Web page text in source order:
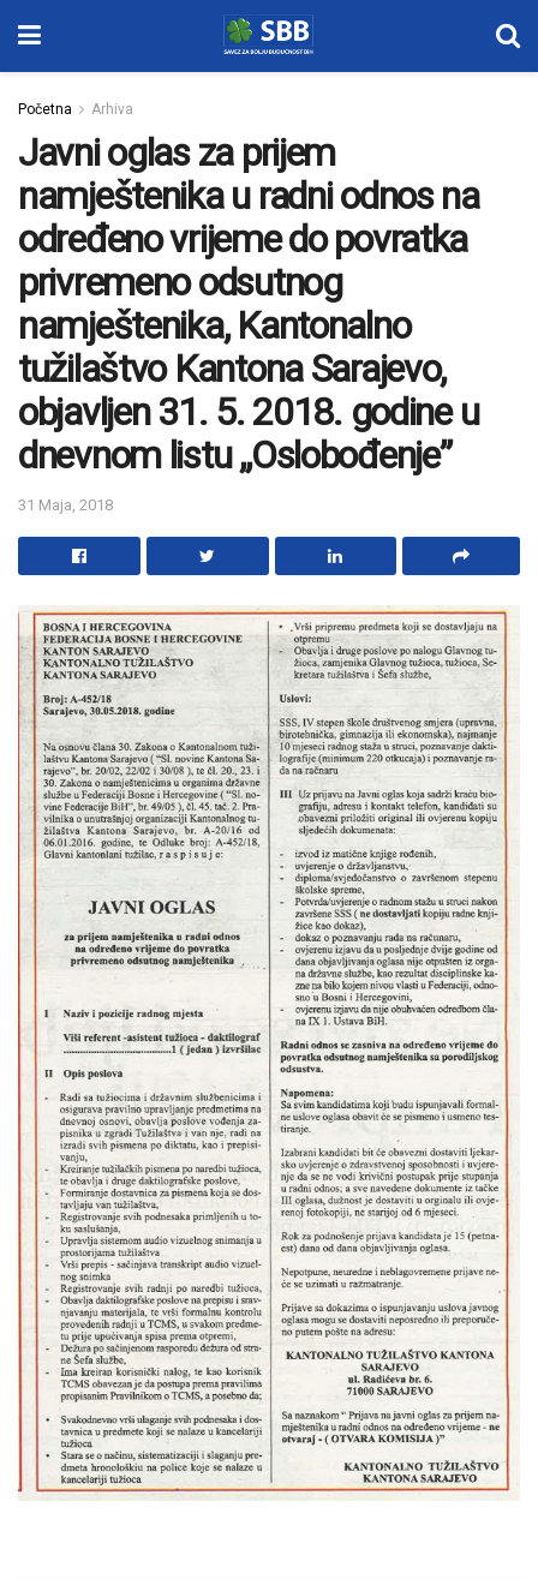
Početna Arhiva
Javni oglas za prijem
namještenika u radni odnos na
određeno vrijeme do povratka
privremeno odsutnog
namještenika, Kantonalno
tužilaštvo Kantona Sarajevo,
objavljen 31. 5. 2018. godine u
dnevnom listu „Oslobođenje”
31 Maja, 2018